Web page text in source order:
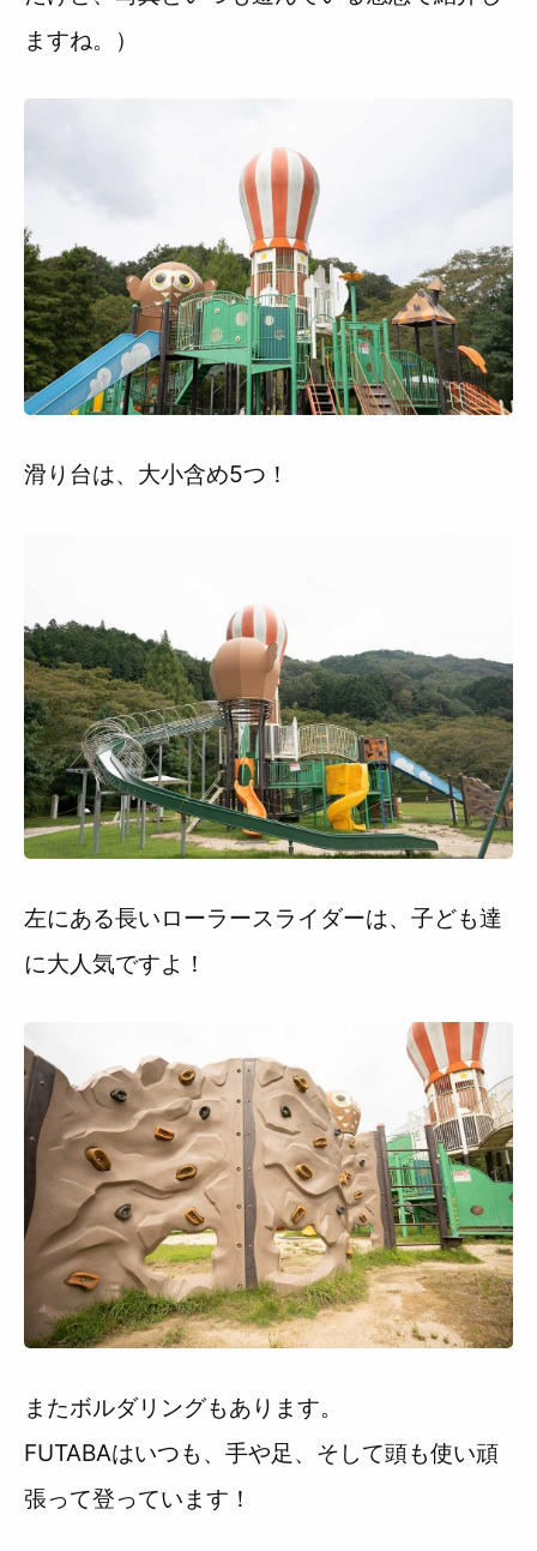
ますね。）
滑り台は、大小含め5つ！
左にある長いローラースライダーは、子ども達
に大人気ですよ！
またボルダリングもあります。
FUTABAはいつも、手や足、そして頭も使い頑
張って登っています！